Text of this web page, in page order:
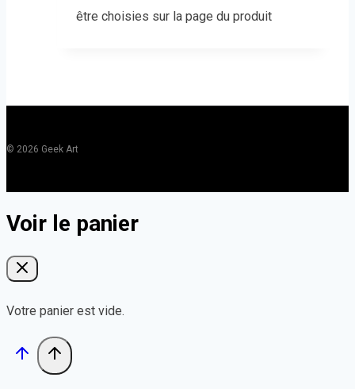
être choisies sur la page du produit
© 2026 Geek Art
Voir le panier
Votre panier est vide.